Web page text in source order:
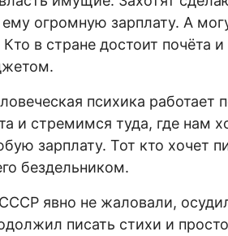
огромную зарплату. А
в стране достоит почёта
психика
и стремимся туда, где нам
зарплату. Тот кто хочет
бездельником.
явно не жаловали,
писать стихи и просто